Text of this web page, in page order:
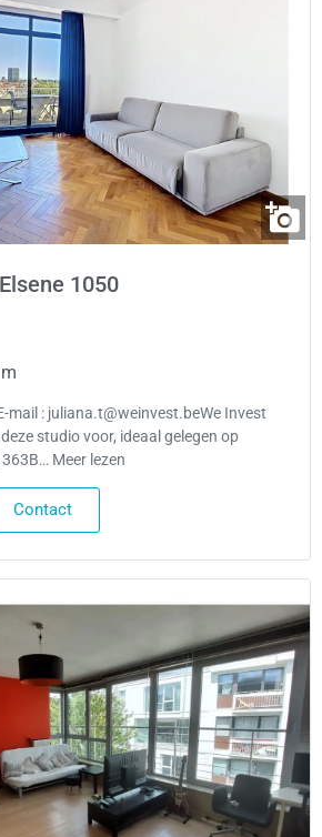
1050
mail : juliana.t@weinvest.beWe Invest
studio voor, ideaal gelegen op
Meer lezen
Contact